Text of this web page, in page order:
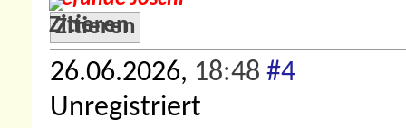
Zitieren
26.06.2026, 18:48 #4
Unregistriert